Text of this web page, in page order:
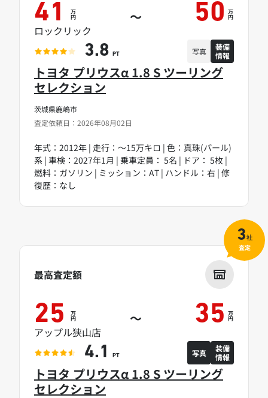
茨城県鹿嶋市
査定依頼日：2026年08月02日
トヨタ プリウスα 1.8 S ツーリング
セレクション
年式：2012年 | 走行：～15万キロ | 色：真珠(パール)
系 | 車検：2027年1月 | 乗車定員： 5名 | ドア： 5枚 |
燃料：ガソリン | ミッション：AT | ハンドル：右 | 修
復歴：なし
41 万
円 ～ 50 万
円
ロックリック
3.8 PT 写真
装備
情報
トヨタ プリウスα 1.8 S ツーリング
セレクション
最高査定額
25 万
円 ～ 35 万
円
アップル狭山店
4.1 PT 写真
装備
情報
3社
査定